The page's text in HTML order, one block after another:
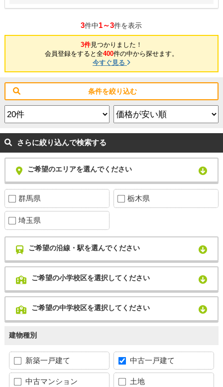
3件中1～3件を表示
3件見つかりました！
会員登録をすると全400件の中から探せます。
今すぐ見る
条件を絞り込む
さらに絞り込んで検索する
ご希望のエリアを選んでください
群馬県 栃木県
埼玉県
ご希望の沿線・駅を選んでください
ご希望の小学校区を選択してください
ご希望の中学校区を選択してください
建物種別
新築一戸建て 中古一戸建て
中古マンション 土地